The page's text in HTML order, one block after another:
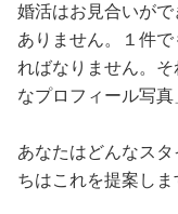
婚活はお見合いが
ありません。１件
ればなりません。
なプロフィール写真
あなたはどんなス
ちはこれを提案しま